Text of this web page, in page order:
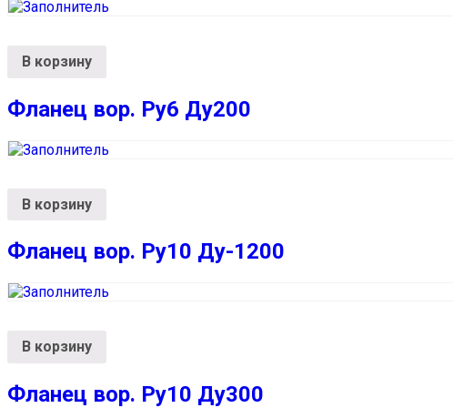
В корзину
Фланец вор. Ру6 Ду200
В корзину
Фланец вор. Ру10 Ду-1200
В корзину
Фланец вор. Ру10 Ду300